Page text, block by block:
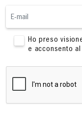
Ho preso
e acconsento